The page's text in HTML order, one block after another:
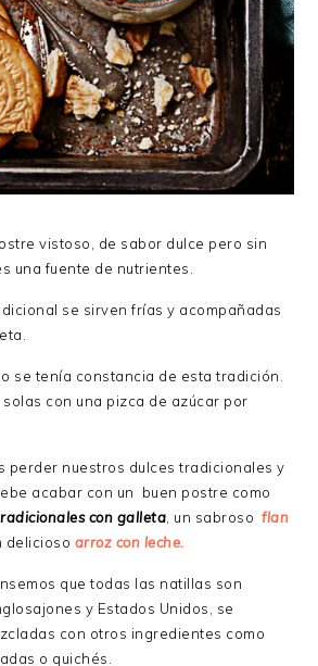
vistoso, de sabor dulce pero sin
una fuente de nutrientes.
se sirven frías y acompañadas
se tenía constancia de esta tradición.
con una pizca de azúcar por
perder nuestros dulces tradicionales y
acabar con un buen postre como
con galleta , un sabrosoflan
delicioso arroz con leche.
que todas las natillas son
y Estados Unidos, se
con otros ingredientes como
o quichés.